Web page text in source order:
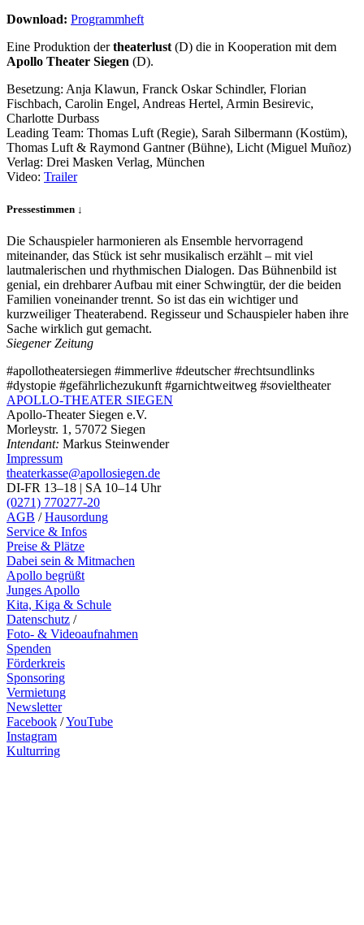
Download: Programmheft
Eine Produktion dertheaterlust (D) die in Kooperation mit dem
Apollo Theater Siegen (D).
Besetzung: Anja Klawun, Franck Oskar Schindler, Florian
Fischbach, Carolin Engel, Andreas Hertel, Armin Besirevic,
Charlotte Durbass
Leading Team: Thomas Luft (Regie), Sarah Silbermann (Kostüm),
Thomas Luft & Raymond Gantner (Bühne), Licht (Miguel Muñoz)
Verlag: Drei Masken Verlag, München
Video: Trailer
Pressestimmen ↓
Die Schauspieler harmonieren als Ensemble hervorragend
miteinander, das Stück ist sehr musikalisch erzählt – mit viel
lautmalerischen und rhythmischen Dialogen. Das Bühnenbild ist
genial, ein drehbarer Aufbau mit einer Schwingtür, der die beiden
Familien voneinander trennt. So ist das ein wichtiger und
kurzweiliger Theaterabend. Regisseur und Schauspieler haben ihre
Sache wirklich gut gemacht.
Siegener Zeitung
#apollotheatersiegen #immerlive #deutscher #rechtsundlinks
#dystopie #gefährlichezukunft #garnichtweitweg #sovieltheater
APOLLO-THEATER SIEGEN
Apollo-Theater Siegen e.V.
Morleystr. 1, 57072 Siegen
Intendant: Markus Steinwender
Impressum
theaterkasse@apollosiegen.de
DI-FR 13–18 | SA 10–14 Uhr
(0271) 770277-20
AGB /Hausordung
Service & Infos
Preise & Plätze
Dabei sein & Mitmachen
Apollo begrüßt
Junges Apollo
Kita, Kiga & Schule
Datenschutz /
Foto- & Videoaufnahmen
Spenden
Förderkreis
Sponsoring
Vermietung
Newsletter
Facebook /YouTube
Instagram
Kulturring